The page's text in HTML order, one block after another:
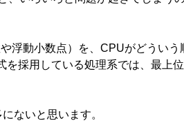
浮動小数点）を、CPUがどういう
採用している処理系では、最上
ないと思います。